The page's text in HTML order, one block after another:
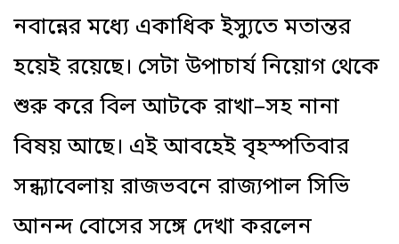
নবান্নের মধ্যে একাধিক ইস্যুতে মতান্তর
হয়েই রয়েছে। সেটা উপাচার্য নিয়োগ থেকে
শুরু করে বিল আটকে রাখা–সহ নানা
বিষয় আছে। এই আবহেই বৃহস্পতিবার
সন্ধ্যাবেলায় রাজভবনে রাজ্যপাল সিভি
আনন্দ বোসের সঙ্গে দেখা করলেন